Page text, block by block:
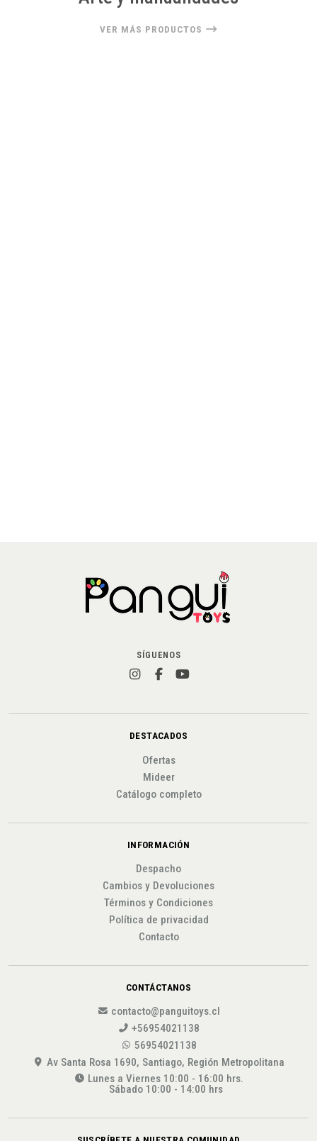
VER MÁS PRODUCTOS
SÍGUENOS
DESTACADOS
Ofertas
Mideer
Catálogo completo
INFORMACIÓN
Despacho
Cambios y Devoluciones
Términos y Condiciones
Política de privacidad
Contacto
CONTÁCTANOS
contacto@panguitoys.cl
+56954021138
56954021138
Av Santa Rosa 1690, Santiago, Región Metropolitana
Lunes a Viernes 10:00 - 16:00 hrs.
Sábado 10:00 - 14:00 hrs